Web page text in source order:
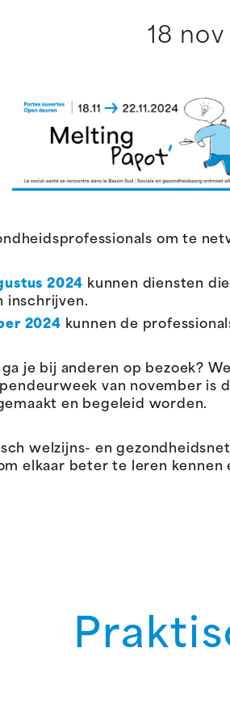
18
om te
2024 kunnen diensten
inschrijven.
2024 kunnen de
je bij anderen op bezoek?
van november
en begeleid worden.
welzijns- en
elkaar beter te leren kennen